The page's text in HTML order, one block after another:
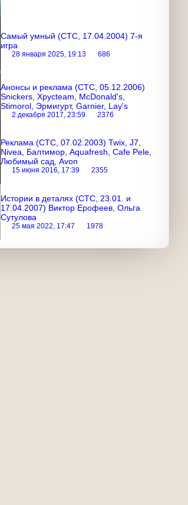
Самый умный (СТС, 17.04.2004) 7-я
игра
28 января 2025, 19:13 686
Анонсы и реклама (СТС, 05.12.2006)
Snickers, Хрусteam, McDonald's,
Stimorol, Эрмигурт, Garnier, Lay's
2 декабря 2017, 23:59 2376
Реклама (СТС, 07.02.2003) Twix, J7,
Nivea, Балтимор, Aquafresh, Cafe Pele,
Любимый сад, Avon
15 июня 2016, 17:39 2355
Истории в деталях (СТС, 23.01. и
17.04.2007) Виктор Ерофеев, Ольга
Сутулова
25 мая 2022, 17:47 1978